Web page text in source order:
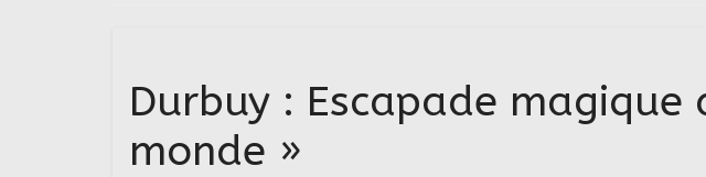
Durbuy : Escapade
monde »